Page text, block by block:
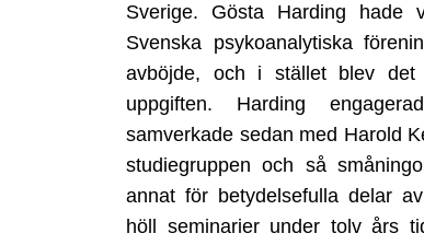
Sverige. Gösta Harding hade
Svenska psykoanalytiska
avböjde, och i stället blev
uppgiften. Harding
samverkade sedan med Harold
studiegruppen och så
annat för betydelsefulla delar
höll seminarier under tolv års